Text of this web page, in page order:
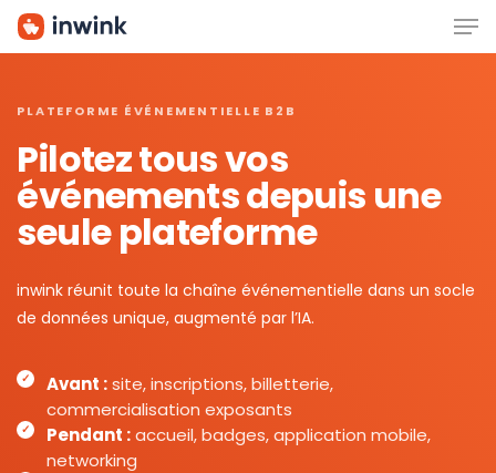
Skip
PLATEFORME ÉVÉNEMENTIELLE B2B
Pilotez tous vos
événements depuis une
seule plateforme
inwink réunit toute la chaîne événementielle dans un socle
de données unique, augmenté par l’IA.
Avant :site, inscriptions, billetterie,
commercialisation exposants
Pendant :accueil, badges, application mobile,
networking